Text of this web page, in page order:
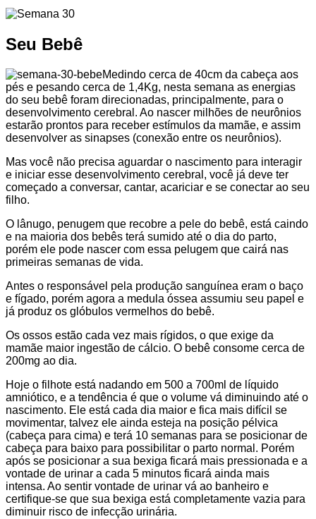
Seu Bebê
Medindo cerca de 40cm da cabeça aos
pés e pesando cerca de 1,4Kg, nesta semana as energias
do seu bebê foram direcionadas, principalmente, para o
desenvolvimento cerebral. Ao nascer milhões de neurônios
estarão prontos para receber estímulos da mamãe, e assim
desenvolver as sinapses (conexão entre os neurônios).
Mas você não precisa aguardar o nascimento para interagir
e iniciar esse desenvolvimento cerebral, você já deve ter
começado a conversar, cantar, acariciar e se conectar ao seu
filho.
O lânugo, penugem que recobre a pele do bebê, está caindo
e na maioria dos bebês terá sumido até o dia do parto,
porém ele pode nascer com essa pelugem que cairá nas
primeiras semanas de vida.
Antes o responsável pela produção sanguínea eram o baço
e fígado, porém agora a medula óssea assumiu seu papel e
já produz os glóbulos vermelhos do bebê.
Os ossos estão cada vez mais rígidos, o que exige da
mamãe maior ingestão de cálcio. O bebê consome cerca de
200mg ao dia.
Hoje o filhote está nadando em 500 a 700ml de líquido
amniótico, e a tendência é que o volume vá diminuindo até o
nascimento. Ele está cada dia maior e fica mais difícil se
movimentar, talvez ele ainda esteja na posição pélvica
(cabeça para cima) e terá 10 semanas para se posicionar de
cabeça para baixo para possibilitar o parto normal. Porém
após se posicionar a sua bexiga ficará mais pressionada e a
vontade de urinar a cada 5 minutos ficará ainda mais
intensa. Ao sentir vontade de urinar vá ao banheiro e
certifique-se que sua bexiga está completamente vazia para
diminuir risco de infecção urinária.